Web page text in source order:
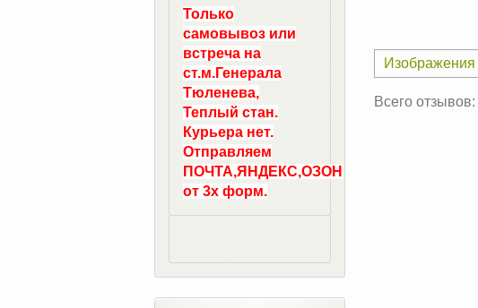
Изображения
Всего отзывов:
Только
самовывоз или
встреча на
ст.м.Генерала
Тюленева,
Теплый стан.
Курьера нет.
Отправляем
ПОЧТА,ЯНДЕКС,ОЗОН
от 3х форм.